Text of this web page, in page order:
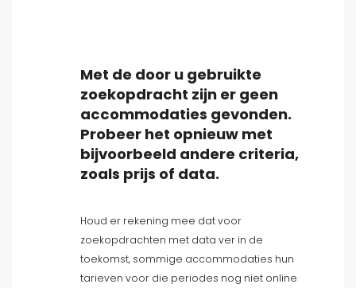
Type accommodatie
Personen
Badkamers
Met de door u gebruikte
zoekopdracht zijn er geen
accommodaties gevonden.
Probeer het opnieuw met
bijvoorbeeld andere criteria,
zoals prijs of data.
Houd er rekening mee dat voor
zoekopdrachten met data ver in de
toekomst, sommige accommodaties hun
tarieven voor die periodes nog niet online